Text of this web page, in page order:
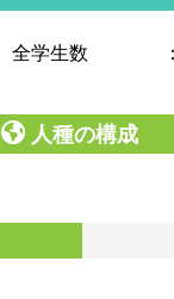
全学生数 ：
人種の構成